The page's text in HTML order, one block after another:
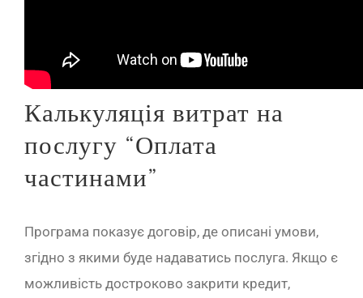
Калькуляція витрат на
послугу “Оплата
частинами”
Програма показує договір, де описані умови,
згідно з якими буде надаватись послуга. Якщо є
можливість достроково закрити кредит,